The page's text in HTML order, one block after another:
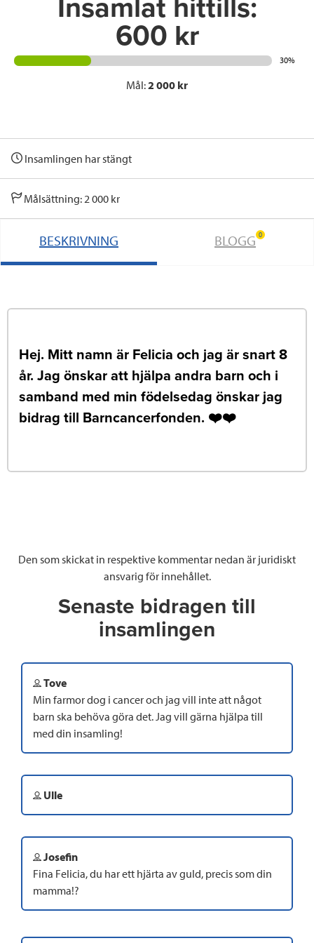
Insamlat hittills:
600 kr
30%
Mål:2 000 kr
Insamlingen har stängt
Målsättning: 2 000 kr
BESKRIVNING BLOGG 0
Hej. Mitt namn är Felicia och jag är snart 8
år. Jag önskar att hjälpa andra barn och i
samband med min födelsedag önskar jag
bidrag till Barncancerfonden. ❤️❤️
Den som skickat in respektive kommentar nedan är juridiskt
ansvarig för innehållet.
Senaste bidragen till
insamlingen
Tove
Min farmor dog i cancer och jag vill inte att något
barn ska behöva göra det. Jag vill gärna hjälpa till
med din insamling!
Ulle
Josefin
Fina Felicia, du har ett hjärta av guld, precis som din
mamma!?